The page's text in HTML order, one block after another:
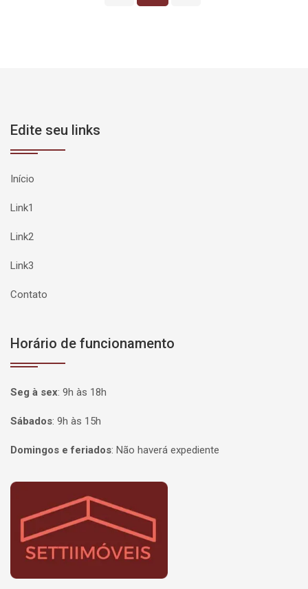
Edite seu links
Início
Link1
Link2
Link3
Contato
Horário de funcionamento
Seg à sex: 9h às 18h
Sábados: 9h às 15h
Domingos e feriados: Não haverá expediente
Página inicial